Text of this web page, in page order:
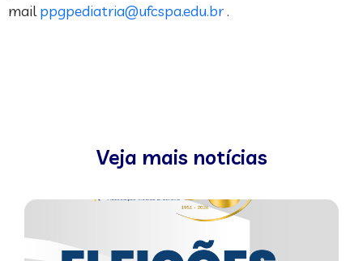
mailppgpediatria@ufcspa.edu.br.
Veja mais notícias